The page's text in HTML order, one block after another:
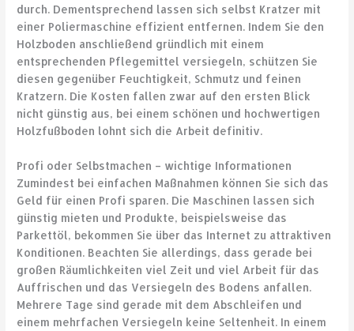
durch. Dementsprechend lassen sich selbst Kratzer mit
einer Poliermaschine effizient entfernen. Indem Sie den
Holzboden anschließend gründlich mit einem
entsprechenden Pflegemittel versiegeln, schützen Sie
diesen gegenüber Feuchtigkeit, Schmutz und feinen
Kratzern. Die Kosten fallen zwar auf den ersten Blick
nicht günstig aus, bei einem schönen und hochwertigen
Holzfußboden lohnt sich die Arbeit definitiv.
Profi oder Selbstmachen – wichtige Informationen
Zumindest bei einfachen Maßnahmen können Sie sich das
Geld für einen Profi sparen. Die Maschinen lassen sich
günstig mieten und Produkte, beispielsweise das
Parkettöl, bekommen Sie über das Internet zu attraktiven
Konditionen. Beachten Sie allerdings, dass gerade bei
großen Räumlichkeiten viel Zeit und viel Arbeit für das
Auffrischen und das Versiegeln des Bodens anfallen.
Mehrere Tage sind gerade mit dem Abschleifen und
einem mehrfachen Versiegeln keine Seltenheit. In einem